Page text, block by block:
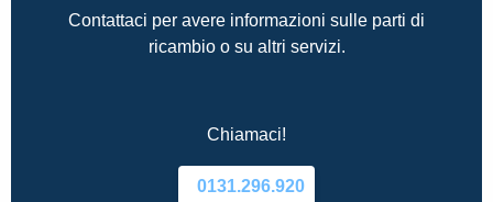
Contattaci per avere informazioni sulle parti di
ricambio o su altri servizi.
Chiamaci!
0131.296.920